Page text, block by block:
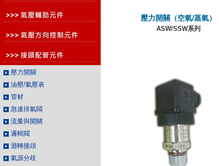
壓力開關
油壓/氣壓表
管材
急速排氣閥
流量與開關
邏輯閥
迴轉接頭
氣源分歧
壓力開關（空氣/蒸氣）
ASW/SSW系列